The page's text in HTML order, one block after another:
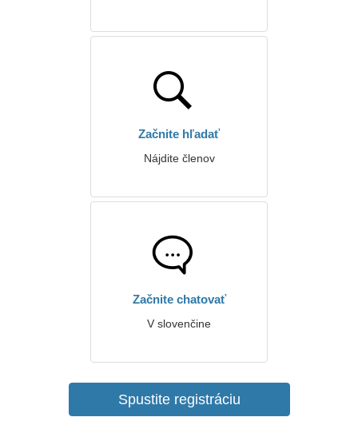
Začnite hľadať
Nájdite členov
Začnite chatovať
V slovenčine
Spustite registráciu